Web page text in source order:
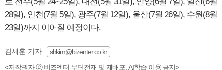
28일), 인천(7월 5일), 광주(7월 12일), 울산(7월 26일), 수원(8월
23일)까지 이어질 예정이다.
김세훈 기자
shkim@bizenter.co.kr
<저작권자 ⓒ 비즈엔터 무단전재 및 재배포, AI학습 이용 금지>